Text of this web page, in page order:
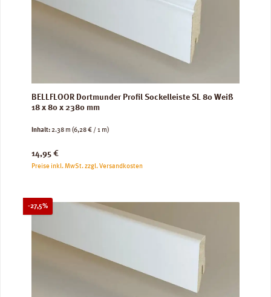
BELLFLOOR Dortmunder Profil Sockelleiste SL 80 Weiß
18 x 80 x 2380 mm
Inhalt:2.38 m (6,28 € / 1 m)
Regulärer Preis:
14,95 €
Preise inkl. MwSt. zzgl. Versandkosten
-27,5%Rabatt